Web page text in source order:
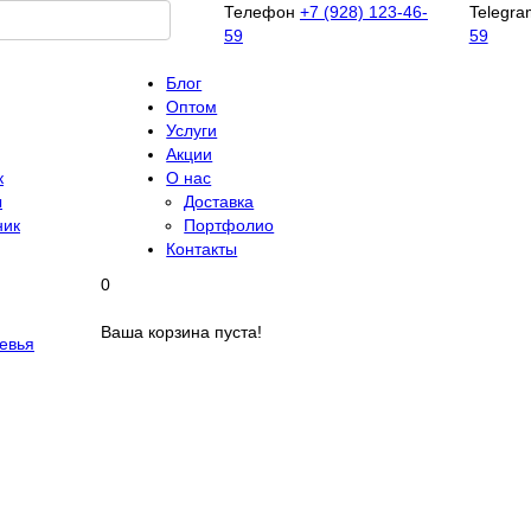
Телефон +7 (928) 123-46-
59
59
Блог
Оптом
Услуги
Акции
О нас
Доставка
Портфолио
Контакты
0
Ваша корзина пуста!